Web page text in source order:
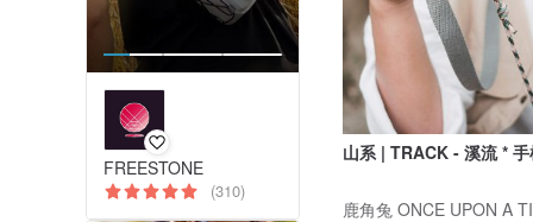
FREESTONE
(310)
山系 | TRACK - 溪流 *
鹿角兔 ONCE UPON A